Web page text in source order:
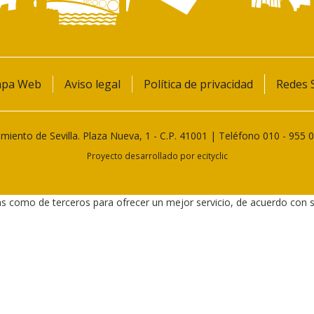
Web Aviso legal Política de privacidad Redes
de Sevilla. Plaza Nueva, 1 - C.P. 41001 | Teléfono 010 - 955
Proyecto desarrollado por ecityclic
de terceros para ofrecer un mejor servicio, de acuerdo con